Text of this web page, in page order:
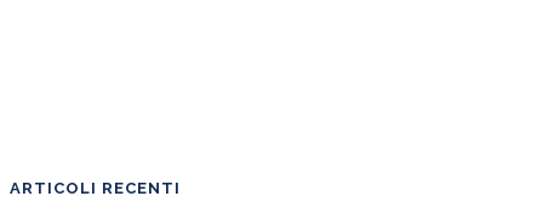
ARTICOLI RECENTI